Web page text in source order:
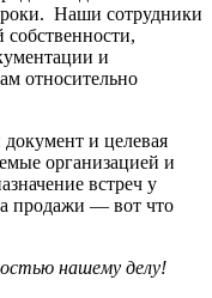
Наши сотрудники
и
относительно
и целевая
организацией и
встреч у
продажи — вот что
нашему делу!